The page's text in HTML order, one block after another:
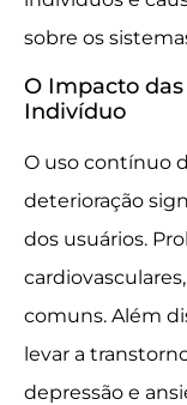
sobre os
O Impacto
Indivíduo
O uso contínuo
deterioração
dos usuários.
comuns. Além
levar a
depressão e